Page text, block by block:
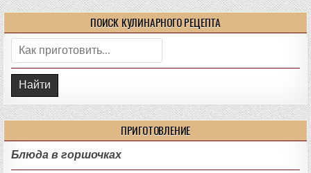
ПОИСК КУЛИНАРНОГО РЕЦЕПТА
Поиск:
ПРИГОТОВЛЕНИЕ
Блюда в горшочках